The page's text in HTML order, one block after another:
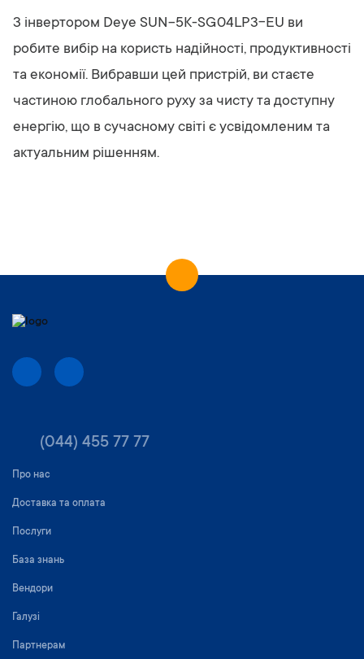
З інвертором Deye SUN-5K-SG04LP3-EU ви
робите вибір на користь надійності, продуктивності
та економії. Вибравши цей пристрій, ви стаєте
частиною глобального руху за чисту та доступну
енергію, що в сучасному світі є усвідомленим та
актуальним рішенням.
(044) 455 77 77
Про нас
Доставка та оплата
Послуги
База знань
Вендори
Галузі
Партнерам